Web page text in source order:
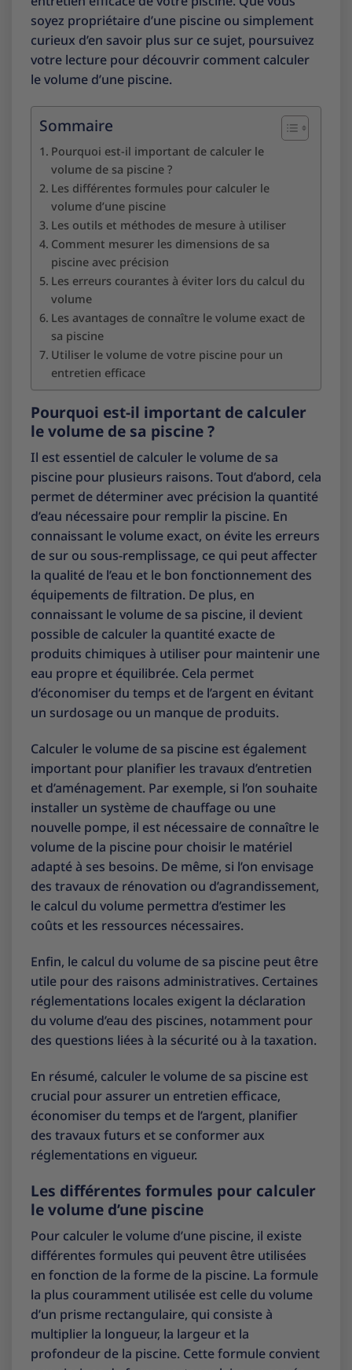
soyez propriétaire d’une piscine ou simplement
curieux d’en savoir plus sur ce sujet, poursuivez
votre lecture pour découvrir comment calculer
le volume d’une piscine.
Sommaire
Pourquoi est-il important de calculer le
volume de sa piscine ?
Les différentes formules pour calculer le
volume d’une piscine
Les outils et méthodes de mesure à utiliser
Comment mesurer les dimensions de sa
piscine avec précision
Les erreurs courantes à éviter lors du calcul du
volume
Les avantages de connaître le volume exact de
sa piscine
Utiliser le volume de votre piscine pour un
entretien efficace
Pourquoi est-il important de calculer
le volume de sa piscine ?
Il est essentiel de calculer le volume de sa
piscine pour plusieurs raisons. Tout d’abord, cela
permet de déterminer avec précision la quantité
d’eau nécessaire pour remplir la piscine. En
connaissant le volume exact, on évite les erreurs
de sur ou sous-remplissage, ce qui peut affecter
la qualité de l’eau et le bon fonctionnement des
équipements de filtration. De plus, en
connaissant le volume de sa piscine, il devient
possible de calculer la quantité exacte de
produits chimiques à utiliser pour maintenir une
eau propre et équilibrée. Cela permet
d’économiser du temps et de l’argent en évitant
un surdosage ou un manque de produits.
Calculer le volume de sa piscine est également
important pour planifier les travaux d’entretien
et d’aménagement. Par exemple, si l’on souhaite
installer un système de chauffage ou une
nouvelle pompe, il est nécessaire de connaître le
volume de la piscine pour choisir le matériel
adapté à ses besoins. De même, si l’on envisage
des travaux de rénovation ou d’agrandissement,
le calcul du volume permettra d’estimer les
coûts et les ressources nécessaires.
Enfin, le calcul du volume de sa piscine peut être
utile pour des raisons administratives. Certaines
réglementations locales exigent la déclaration
du volume d’eau des piscines, notamment pour
des questions liées à la sécurité ou à la taxation.
En résumé, calculer le volume de sa piscine est
crucial pour assurer un entretien efficace,
économiser du temps et de l’argent, planifier
des travaux futurs et se conformer aux
réglementations en vigueur.
Les différentes formules pour calculer
le volume d’une piscine
Pour calculer le volume d’une piscine, il existe
différentes formules qui peuvent être utilisées
en fonction de la forme de la piscine. La formule
la plus couramment utilisée est celle du volume
d’un prisme rectangulaire, qui consiste à
multiplier la longueur, la largeur et la
profondeur de la piscine. Cette formule convient